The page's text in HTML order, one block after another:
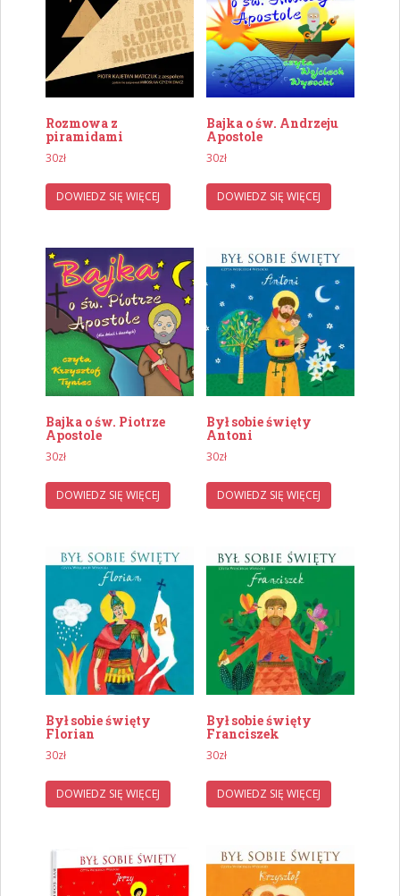
Rozmowa z
piramidami
30zł
DOWIEDZ SIĘ WIĘCEJ
Bajka o św. Andrzeju
Apostole
30zł
DOWIEDZ SIĘ WIĘCEJ
Bajka o św. Piotrze
Apostole
30zł
DOWIEDZ SIĘ WIĘCEJ
Był sobie święty
Antoni
30zł
DOWIEDZ SIĘ WIĘCEJ
Był sobie święty
Florian
30zł
DOWIEDZ SIĘ WIĘCEJ
Był sobie święty
Franciszek
30zł
DOWIEDZ SIĘ WIĘCEJ